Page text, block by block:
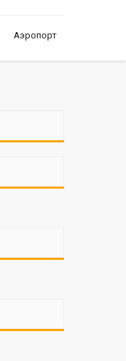
Аэропорт